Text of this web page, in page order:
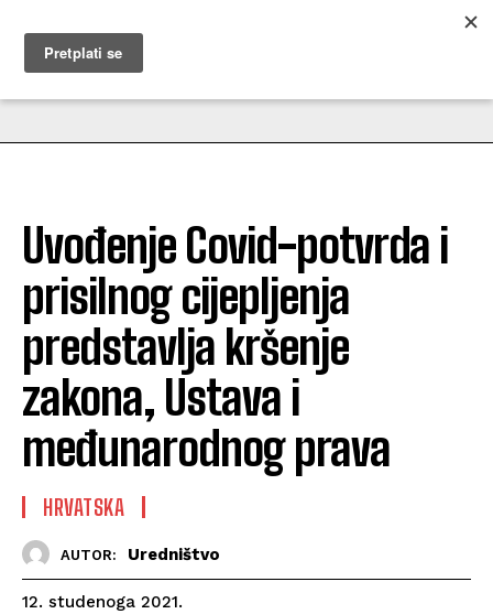
MUŽEVNI BUDITE
Uvođenje Covid-potvrda i
prisilnog cijepljenja
predstavlja kršenje
zakona, Ustava i
međunarodnog prava
HRVATSKA
AUTOR: Uredništvo
12. studenoga 2021.